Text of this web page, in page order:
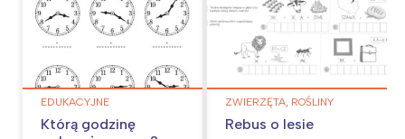
EDUKACYJNE
Którą godzinę
ZWIERZĘTA, ROŚLINY
Rebus o lesie